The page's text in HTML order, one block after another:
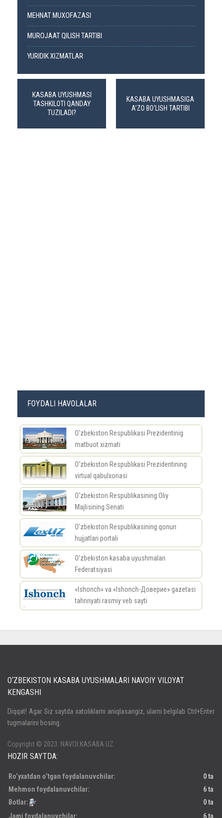
MEHNAT MUXOFAZASI
MUROJAAT QILISH TARTIBI
YURIDIK XIZMATLAR
KASABA UYUSHMASI
TASHKILOTI QANDAY
TUZILADI?
KASABA UYUSHMASIGA
A’ZO BO‘LISH TARTIBI
FOYDALI HAVOLALAR
O‘zbekiston Respublikasi Prezidentinig
matbuot xizmati
O‘zbekiston Respublikasi Prezidentining
virtual qabulxonasi
O‘zbekiston Respublikasining Oliy
Majlisining Senati
O‘zbekiston Respublikasining qonun
hujjatlari portali
O‘zbekiston kasaba uyushmalari
Federatsiyasi
«Ishonch» va «Ishonch-Доверие» gazetasi
tahririyati rasmiy veb sayti
Паролни унутдингизми?
O‘ZBEKISTON KASABA UYUSHMALARI NAVOIY VILOYAT
KENGASHI
Diqqat! Agar Siz saytda xatoliklarni aniqlasangiz, ularni belgilab Ctrl+Enter
tugmalarini bosing.
Copyright © 2023. NAVOI.KASABA.UZ
HOZIR SAYTDA:
Ro‘yxatdan o‘tgan foydalanuvchilar:
0 ta
Mehmon foydalanuvchilar:
6 ta
Botlar:
0 ta
Jami foydalanuvchilar:
6 ta